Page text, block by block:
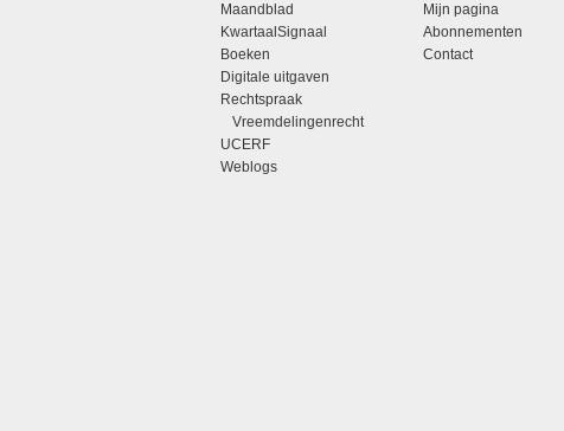
Maandblad
KwartaalSignaal
Boeken
Digitale uitgaven
Rechtspraak
Vreemdelingenrecht
UCERF
Weblogs
Mijn pagina
Abonnementen
Contact